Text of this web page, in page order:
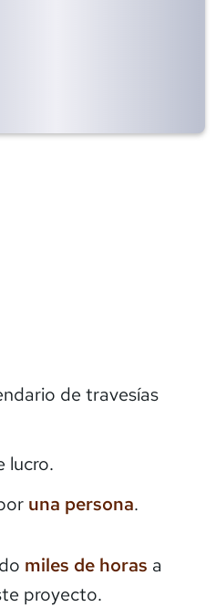
de travesías
lucro.
una persona.
miles de horas a
proyecto.